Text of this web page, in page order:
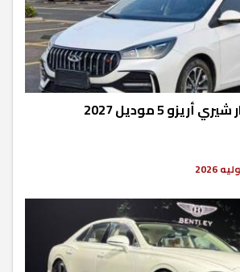
تعرف على أسعار شيري أريزو 5 موديل 2027